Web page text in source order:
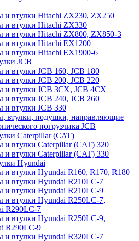
и втулки Hitachi ZX230, ZX250
и втулки Hitachi ZX330
и втулки Hitachi ZX800, ZX850-3
и втулки Hitachi EX1200
и втулки Hitachi EX1900-6
JCB
и втулки JCB 160, JCB 180
и втулки JCB 200, JCB 220
и втулки JCB 3CX, JCB 4CX
и втулки JCB 240, JCB 260
и втулки JCB 330
втулки, подушки, направляющие
погрузчика JCB
Caterpillar (CAT)
и втулки Caterpillar (CAT) 320
и втулки Caterpillar (CAT) 330
Hyundai
и втулки Hyundai R160, R170, R180
и втулки Hyundai R210LC-7
и втулки Hyundai R210LC-9
и втулки Hyundai R250LC-7,
R290LC-7
и втулки Hyundai R250LC-9,
R290LC-9
и втулки Hyundai R320LC-7